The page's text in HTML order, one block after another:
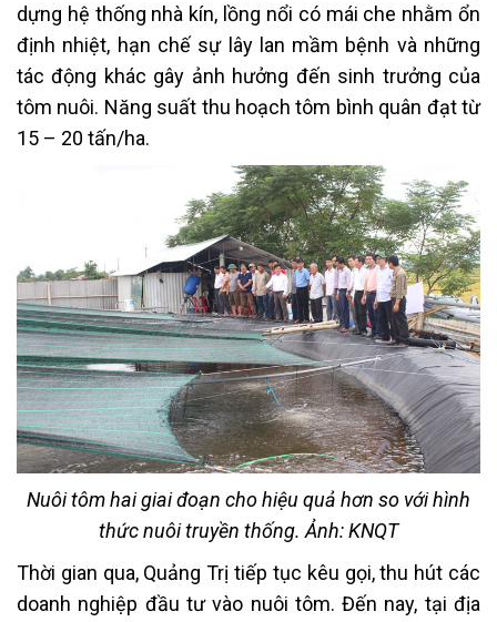
dựng hệ thống nhà kín, lồng nổi có mái che nhằm ổn
định nhiệt, hạn chế sự lây lan mầm bệnh và những
tác động khác gây ảnh hưởng đến sinh trưởng của
tôm nuôi. Năng suất thu hoạch tôm bình quân đạt từ
15 – 20 tấn/ha.
Nuôi tôm hai giai đoạn cho hiệu quả hơn so với hình
thức nuôi truyền thống. Ảnh: KNQT
Thời gian qua, Quảng Trị tiếp tục kêu gọi, thu hút các
doanh nghiệp đầu tư vào nuôi tôm. Đến nay, tại địa